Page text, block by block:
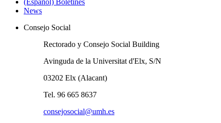
News
Consejo Social
Rectorado y Consejo Social Building
Avinguda de la Universitat d'Elx, S/N
03202 Elx (Alacant)
Tel. 96 665 8637
consejosocial@umh.es